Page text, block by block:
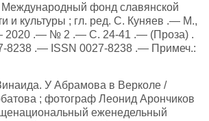
Международный фонд славянской
и культуры ; гл. ред. С. Куняев .— М.,
2020 .— № 2 .— С. 24-41 .— (Проза) .
8238 .— ISSN 0027-8238 .— Примеч.:
У Абрамова в Верколе /
; фотограф Леонид Арончиков
еженедельный